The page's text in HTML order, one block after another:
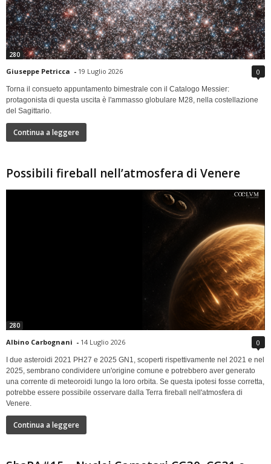
280
Giuseppe Petricca - 19 Luglio 2026 0
Torna il consueto appuntamento bimestrale con il Catalogo Messier:
protagonista di questa uscita è l'ammasso globulare M28, nella costellazione
del Sagittario.
Continua a leggere
Possibili fireball nell’atmosfera di Venere
280
Albino Carbognani - 14 Luglio 2026 0
I due asteroidi 2021 PH27 e 2025 GN1, scoperti rispettivamente nel 2021 e nel
2025, sembrano condividere un'origine comune e potrebbero aver generato
una corrente di meteoroidi lungo la loro orbita. Se questa ipotesi fosse corretta,
potrebbe essere possibile osservare dalla Terra fireball nell'atmosfera di
Venere.
Continua a leggere